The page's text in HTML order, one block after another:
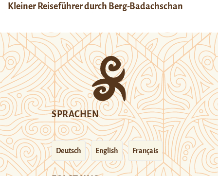
Kleiner Reiseführer durch Berg-Badachschan
SPRACHEN
Deutsch English Français